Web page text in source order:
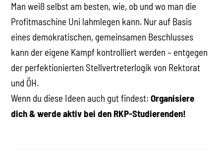
Man weiß selbst am besten, wie, ob und wo man die
Profitmaschine Uni lahmlegen kann. Nur auf Basis
eines demokratischen, gemeinsamen Beschlusses
kann der eigene Kampf kontrolliert werden – entgegen
der perfektionierten Stellvertreterlogik von Rektorat
und ÖH.
Wenn du diese Ideen auch gut findest:Organisiere
dich & werde aktiv bei den RKP-Studierenden!